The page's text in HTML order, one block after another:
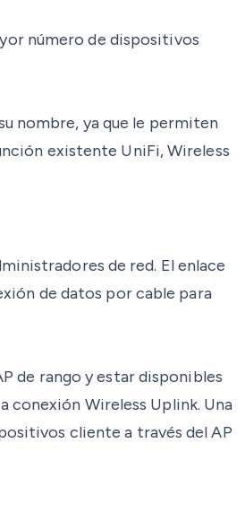
número de dispositivos
nombre, ya que le permiten
existente UniFi, Wireless
de red. El enlace
de datos por cable para
de rango y estar disponibles
conexión Wireless Uplink. Una
cliente a través del AP